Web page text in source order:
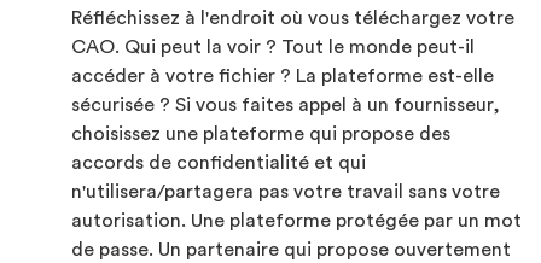
Réfléchissez à l'endroit où vous téléchargez votre
CAO. Qui peut la voir ? Tout le monde peut-il
accéder à votre fichier ? La plateforme est-elle
sécurisée ? Si vous faites appel à un fournisseur,
choisissez une plateforme qui propose des
accords de confidentialité et qui
n'utilisera/partagera pas votre travail sans votre
autorisation. Une plateforme protégée par un mot
de passe. Un partenaire qui propose ouvertement